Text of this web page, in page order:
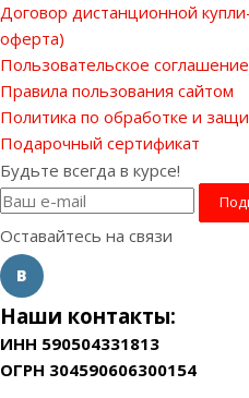
Договор дистанционной
оферта)
Пользовательское соглашение
Правила пользования сайтом
Политика по обработке и
Подарочный сертификат
Будьте всегда в курсе!
Оставайтесь на связи
Наши контакты:
ИНН 590504331813
ОГРН 304590606300154